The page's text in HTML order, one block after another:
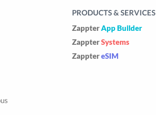
PRODUCTS & SERVICES
Zappter App Builder
ZappterSystems
ZapptereSIM